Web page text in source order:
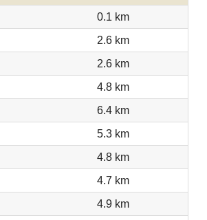
0.1 km
2.6 km
2.6 km
4.8 km
6.4 km
5.3 km
4.8 km
4.7 km
4.9 km